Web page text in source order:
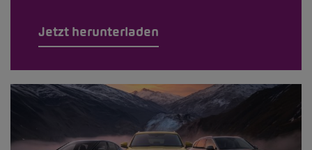
Jetzt herunterladen